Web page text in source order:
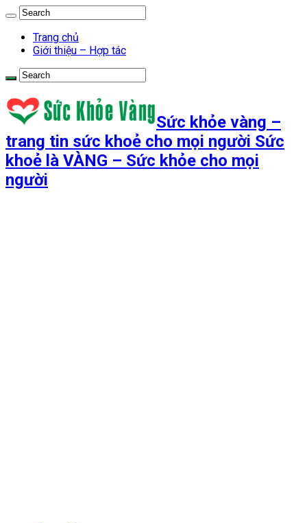
Trang chủ
Giới thiệu – Hợp tác
Sức khỏe vàng –
trang tin sức khoẻ cho mọi người Sức
khoẻ là VÀNG – Sức khỏe cho mọi
người